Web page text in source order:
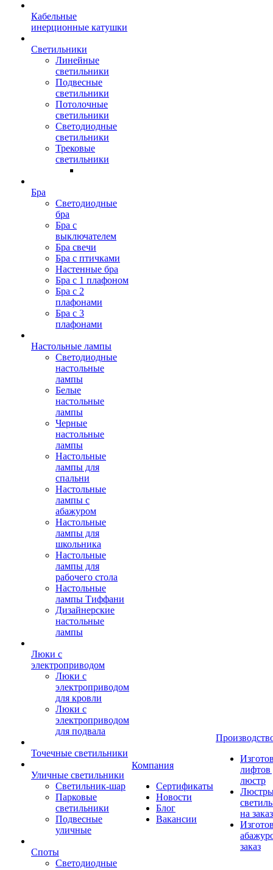
Кабельные
инерционные катушки
Светильники
Линейные
светильники
Подвесные
светильники
Потолочные
светильники
Светодиодные
светильники
Трековые
светильники
Бра
Светодиодные
бра
Бра с
выключателем
Бра свечи
Бра с птичками
Настенные бра
Бра с 1 плафоном
Бра с 2
плафонами
Бра с 3
плафонами
Настольные лампы
Светодиодные
настольные
лампы
Белые
настольные
лампы
Черные
настольные
лампы
Настольные
лампы для
спальни
Настольные
лампы с
абажуром
Настольные
лампы для
школьника
Настольные
лампы для
рабочего стола
Настольные
лампы Тиффани
Дизайнерские
настольные
лампы
Люки с
электроприводом
Люки с
электроприводом
для кровли
Люки с
электроприводом
для подвала
Точечные светильники
Уличные светильники
Светильник-шар
Парковые
светильники
Подвесные
уличные
Споты
Светодиодные
Компания
Сертификаты
Новости
Блог
Вакансии
лифтов
люстр
на заказ
заказ